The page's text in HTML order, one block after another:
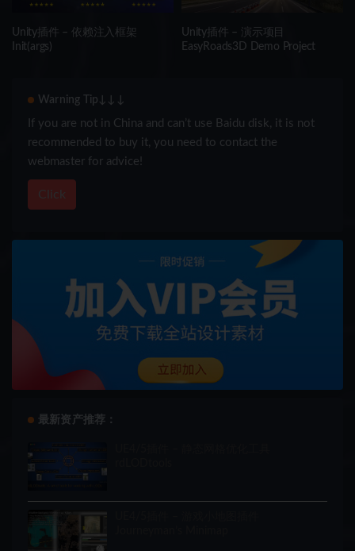
Unity插件 – 依赖注入框架
Init(args)
Unity插件 – 演示项目
EasyRoads3D Demo Project
Warning Tip↓↓↓
If you are not in China and can’t use Baidu disk, it is not
recommended to buy it, you need to contact the
webmaster for advice!
Click
最新资产推荐：